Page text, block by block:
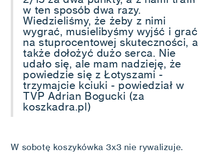
w ten sposób dwa razy.
Wiedzieliśmy, że żeby z nimi
wygrać, musielibyśmy wyjść i grać
na stuprocentowej skuteczności, a
także dołożyć dużo serca. Nie
udało się, ale mam nadzieję, że
powiedzie się z Łotyszami -
trzymajcie kciuki - powiedział w
TVP Adrian Bogucki (za
koszkadra.pl)
W sobotę koszykówka 3x3 nie rywalizuje.